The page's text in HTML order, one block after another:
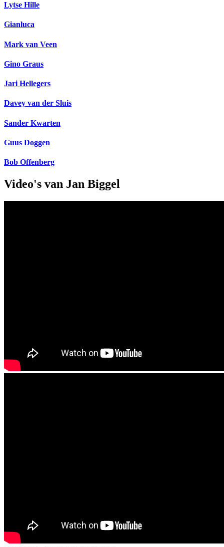
Lytse Hille
Gianluca
Mark van Veen
Gino Graus
Jari Hellegers
Davey van der Sluis
Sander Kwarten
Guus Doggen
Bob Offenberg
Video's van Jan Biggel